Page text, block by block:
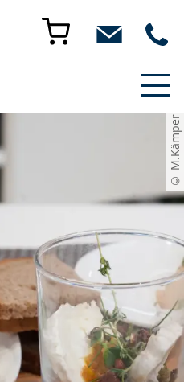
© M.Kämper